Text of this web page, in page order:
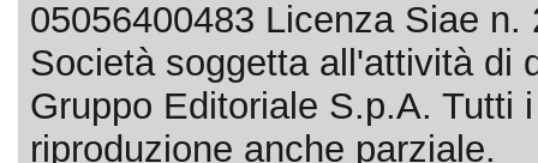
05056400483 Licenza Siae n.
Società soggetta all'attività di
Gruppo Editoriale S.p.A. Tutti
riproduzione anche parziale.